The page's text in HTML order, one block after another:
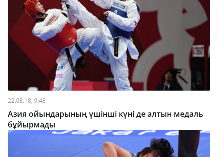
22.08.18, 9:48
Азия ойындарының үшінші күні де алтын медаль
бұйырмады